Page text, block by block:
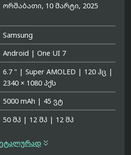
ორშაბათი, 10 მარტი, 2025
Samsung
Android | One UI 7
6.7 " | Super AMOLED | 120 ჰც |
2340 × 1080 პქს
5000 mAh | 45 ვტ
50 მპ | 12 მპ | 12 მპ
